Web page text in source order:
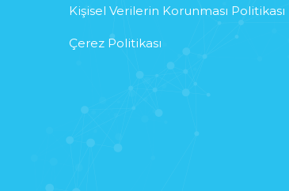
Kişisel Verilerin Korunması Politikası
Çerez Politikası